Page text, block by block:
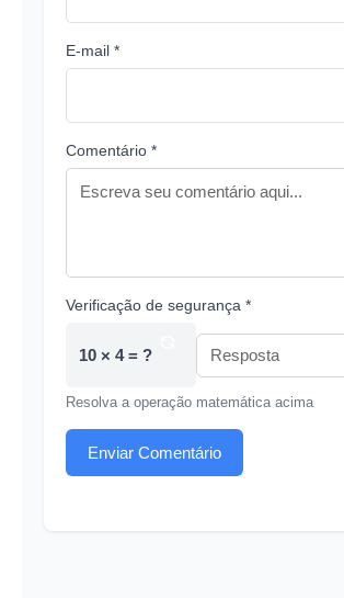
E-mail *
Comentário *
Verificação de segurança *
10 × 4 = ?
Resolva a operação matemática acima
Enviar Comentário